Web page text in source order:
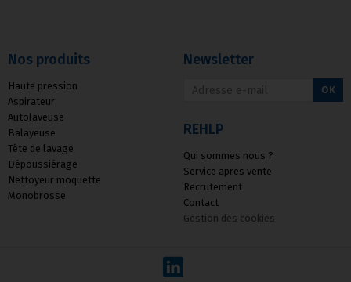
Nos produits
Haute pression
Aspirateur
Autolaveuse
Balayeuse
Tête de lavage
Dépoussiérage
Nettoyeur moquette
Monobrosse
Newsletter
OK
REHLP
Qui sommes nous ?
Service apres vente
Recrutement
Contact
Gestion des cookies